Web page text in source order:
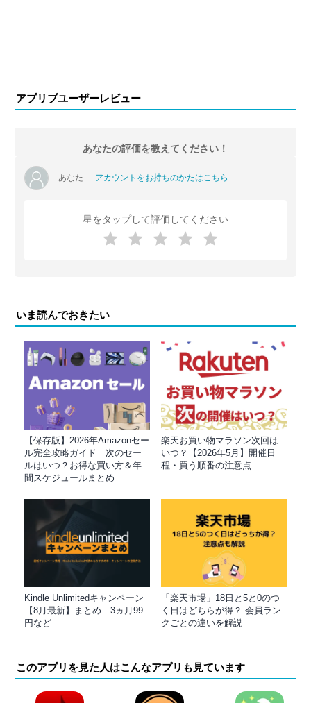
アプリブユーザーレビュー
あなたの評価を教えてください！
あなた アカウントをお持ちのかたはこちら
星をタップして評価してください
いま読んでおきたい
【保存版】2026年Amazonセー
ル完全攻略ガイド｜次のセー
ルはいつ？お得な買い方＆年
間スケジュールまとめ
楽天お買い物マラソン次回は
いつ？【2026年5月】開催日
程・買う順番の注意点
Kindle Unlimitedキャンペーン
【8月最新】まとめ｜3ヵ月99
円など
「楽天市場」18日と5と0のつ
く日はどちらが得？ 会員ラン
クごとの違いを解説
このアプリを見た人はこんなアプリも見ています